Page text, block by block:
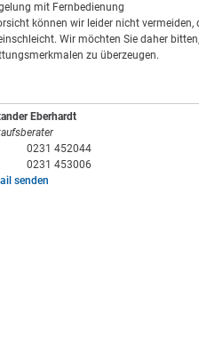
mit Fernbedienung
können wir leider nicht vermeiden,
Wir möchten Sie daher
zu überzeugen.
Eberhardt
0231 452044
0231 453006
senden